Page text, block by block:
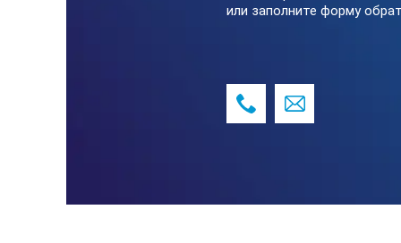
Нож
или заполните форму